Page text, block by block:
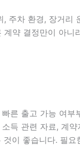
차 환경, 장거
약 결정만이 아
출고 가능 여
관련 자료, 계
이 좋습니다. 필